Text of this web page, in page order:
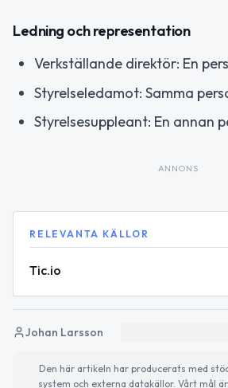
Ledning och representation
Verkställande direktör: En
Styrelseledamot: Samma
Styrelsesuppleant: En annan
ANNONS
RELEVANTA KÄLLOR
Tic.io
Johan Larsson
Den här artikeln har producerats med
system och externa datakällor. Vårt mål